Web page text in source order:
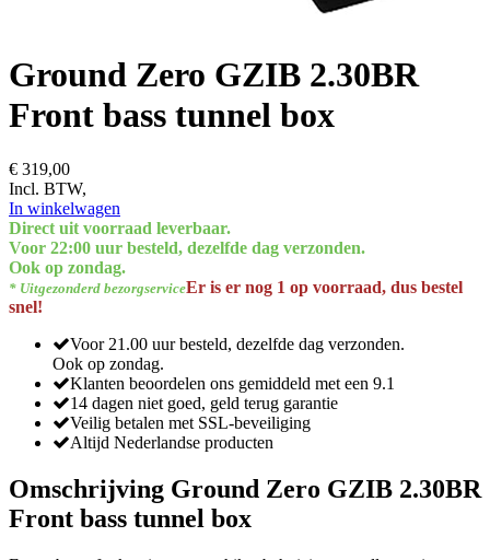
Ground Zero GZIB 2.30BR
Front bass tunnel box
€ 319,00
Incl. BTW,
In winkelwagen
Direct uit voorraad leverbaar.
Voor 22:00 uur besteld, dezelfde dag verzonden.
Ook op zondag.
* Uitgezonderd bezorgserviceEr is er nog 1 op voorraad, dus bestel
snel!
Voor 21.00 uur besteld, dezelfde dag verzonden.
Ook op zondag.
Klanten beoordelen ons gemiddeld met een 9.1
14 dagen niet goed, geld terug garantie
Veilig betalen met SSL-beveiliging
Altijd Nederlandse producten
Omschrijving Ground Zero GZIB 2.30BR
Front bass tunnel box